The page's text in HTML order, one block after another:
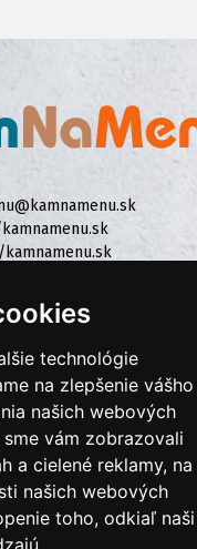
technológie
na zlepšenie vášho
našich webových
vám zobrazovali
a cielené reklamy, na
našich webových
toho, odkiaľ naši
DO ZÁKAZNÍCKEJ ZÓNY
podmienky
údajov